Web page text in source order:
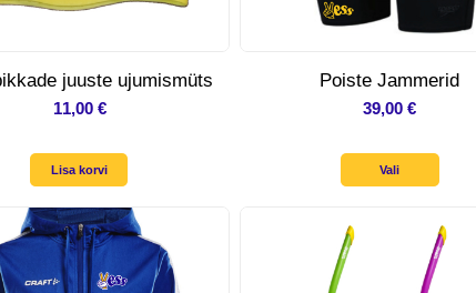
juuste ujumismüts
11,00 €
Lisa korvi
Poiste Jammerid
39,00€
Vali